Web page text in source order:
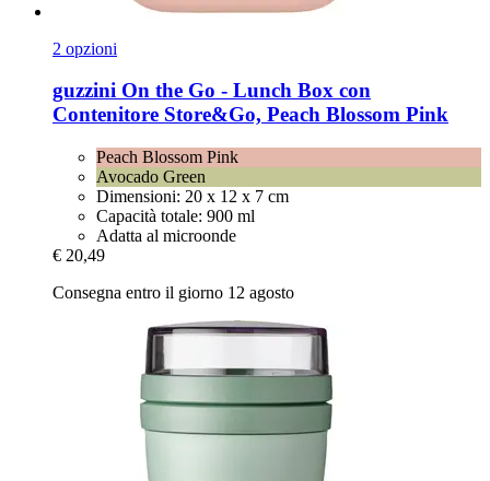
2 opzioni
guzzini On the Go -​ Lunch Box con
Contenitore Store&Go, Peach Blossom Pink
Peach Blossom Pink
Avocado Green
Dimensioni: 20 x 12 x 7 cm
Capacità totale: 900 ml
Adatta al microonde
€ 20,49
Consegna entro il giorno 12 agosto